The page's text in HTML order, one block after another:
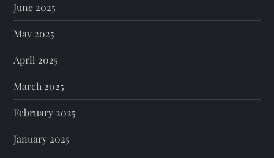
June 2025
May 2025
April 2025
March 2025
February 2025
January 2025